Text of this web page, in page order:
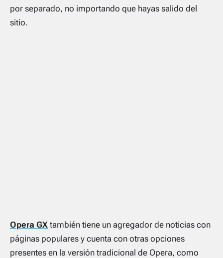
por separado, no importando que hayas salido del
sitio.
Opera GX también tiene un agregador de noticias con
páginas populares y cuenta con otras opciones
presentes en la versión tradicional de Opera, como